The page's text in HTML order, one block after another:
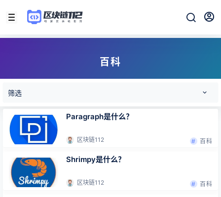
百科
筛选
Paragraph是什么？
区块链112 百科
Shrimpy是什么？
区块链112 百科